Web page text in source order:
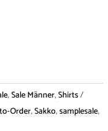
,Sale Männer,Shirts
Order,Sakko,samplesale,